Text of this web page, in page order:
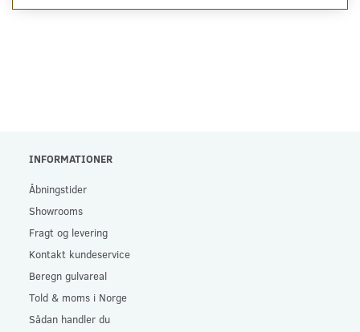
INFORMATIONER
Åbningstider
Showrooms
Fragt og levering
Kontakt kundeservice
Beregn gulvareal
Told & moms i Norge
Sådan handler du